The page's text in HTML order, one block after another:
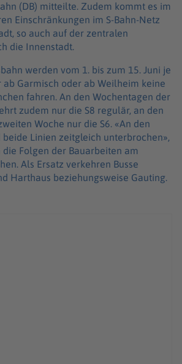
(DB) mitteilte. Zudem kommt es im
Einschränkungen im S-Bahn-Netz
so auch auf der zentralen
die Innenstadt.
werden vom 1. bis zum 15. Juni je
ab Garmisch oder ab Weilheim keine
fahren. An den Wochentagen der
zudem nur die S8 regulär, an den
Woche nur die S6. «An den
beide Linien zeitgleich unterbrochen»,
Folgen der Bauarbeiten am
Als Ersatz verkehren Busse
Harthaus beziehungsweise Gauting.